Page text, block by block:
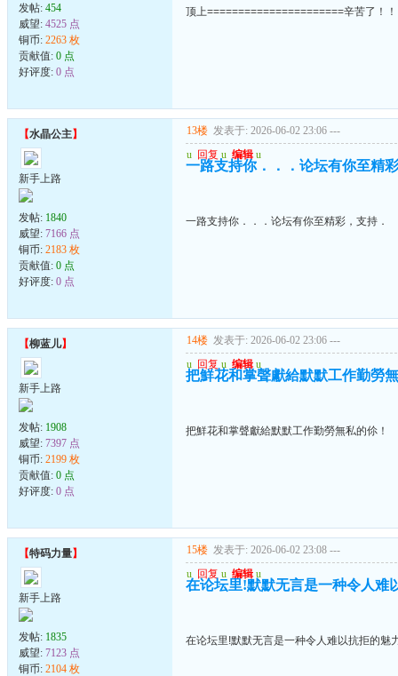
发帖: 454
威望: 4525 点
铜币: 2263 枚
贡献值: 0 点
好评度: 0 点
顶上======================辛苦了！
【水晶公主】
新手上路
发帖: 1840
威望: 7166 点
铜币: 2183 枚
贡献值: 0 点
好评度: 0 点
13楼 发表于: 2026-06-02 23:06 ---
u 回复 u 编辑 u
一路支持你．．．论坛有你至精
一路支持你．．．论坛有你至精彩，支持．
【柳蓝儿】
新手上路
发帖: 1908
威望: 7397 点
铜币: 2199 枚
贡献值: 0 点
好评度: 0 点
14楼 发表于: 2026-06-02 23:06 ---
u 回复 u 编辑 u
把鮮花和掌聲獻給默默工作勤勞
把鮮花和掌聲獻給默默工作勤勞無私的伱！
【特码力量】
新手上路
发帖: 1835
威望: 7123 点
铜币: 2104 枚
15楼 发表于: 2026-06-02 23:08 ---
u 回复 u 编辑 u
在论坛里!默默无言是一种令人难
在论坛里!默默无言是一种令人难以抗拒的魅